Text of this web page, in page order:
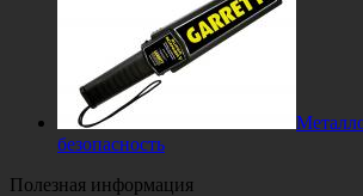
безопасность
Полезная информация